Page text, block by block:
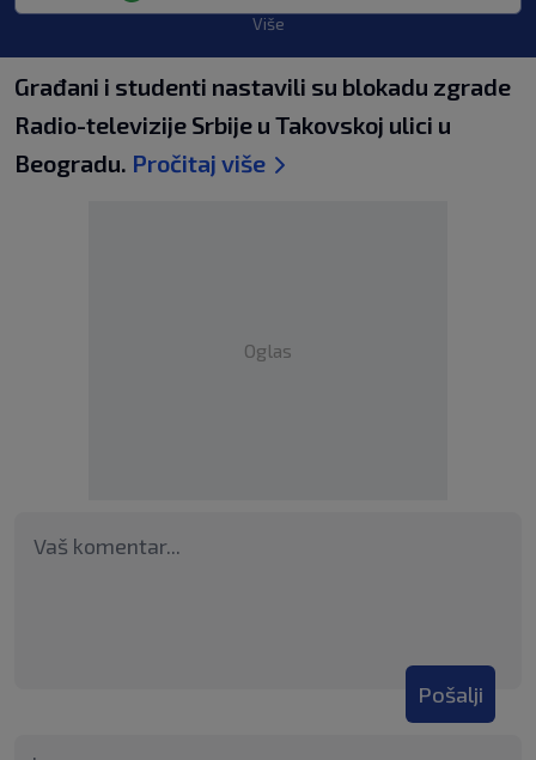
Više
Građani i studenti nastavili su blokadu zgrade
Radio-televizije Srbije u Takovskoj ulici u
Beogradu. Pročitaj više
Oglas
Pošalji